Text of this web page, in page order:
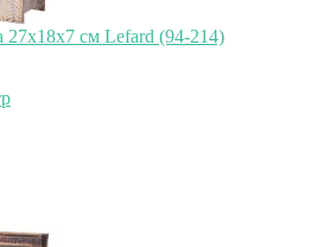
см Lefard (94-214)